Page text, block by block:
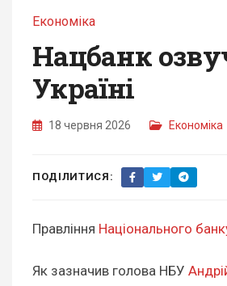
Економіка
Нацбанк
Україні
18 червня 2026 Економіка
ПОДІЛИТИСЯ:
Правління Національного
Як зазначив голова НБУ